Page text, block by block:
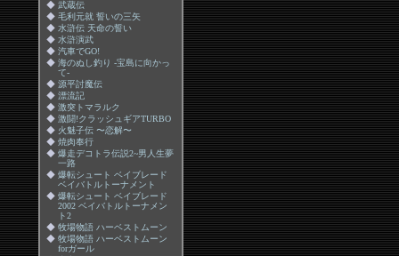
◆ 武蔵伝
◆ 毛利元就 誓いの三矢
◆ 水滸伝 天命の誓い
◆ 水滸演武
◆ 汽車でGO!
◆ 海のぬし釣り -宝島に向かっ
て-
◆ 源平討魔伝
◆ 漂流記
◆ 激突トマラルク
◆ 激闘!クラッシュギアTURBO
◆ 火魅子伝 〜恋解〜
◆ 焼肉奉行
◆ 爆走デコトラ伝説2~男人生夢
一路
◆ 爆転シュート ベイブレード
ベイバトルトーナメント
◆ 爆転シュート ベイブレード
2002 ベイバトルトーナメン
ト2
◆ 牧場物語 ハーベストムーン
◆ 牧場物語 ハーベストムーン
forガール